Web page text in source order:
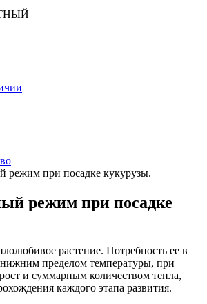
режим при посадке кукурузы.
режим при посадке
растение. Потребность ее в
нижним пределом температуры, при
и суммарным количеством тепла,
каждого этапа развития.